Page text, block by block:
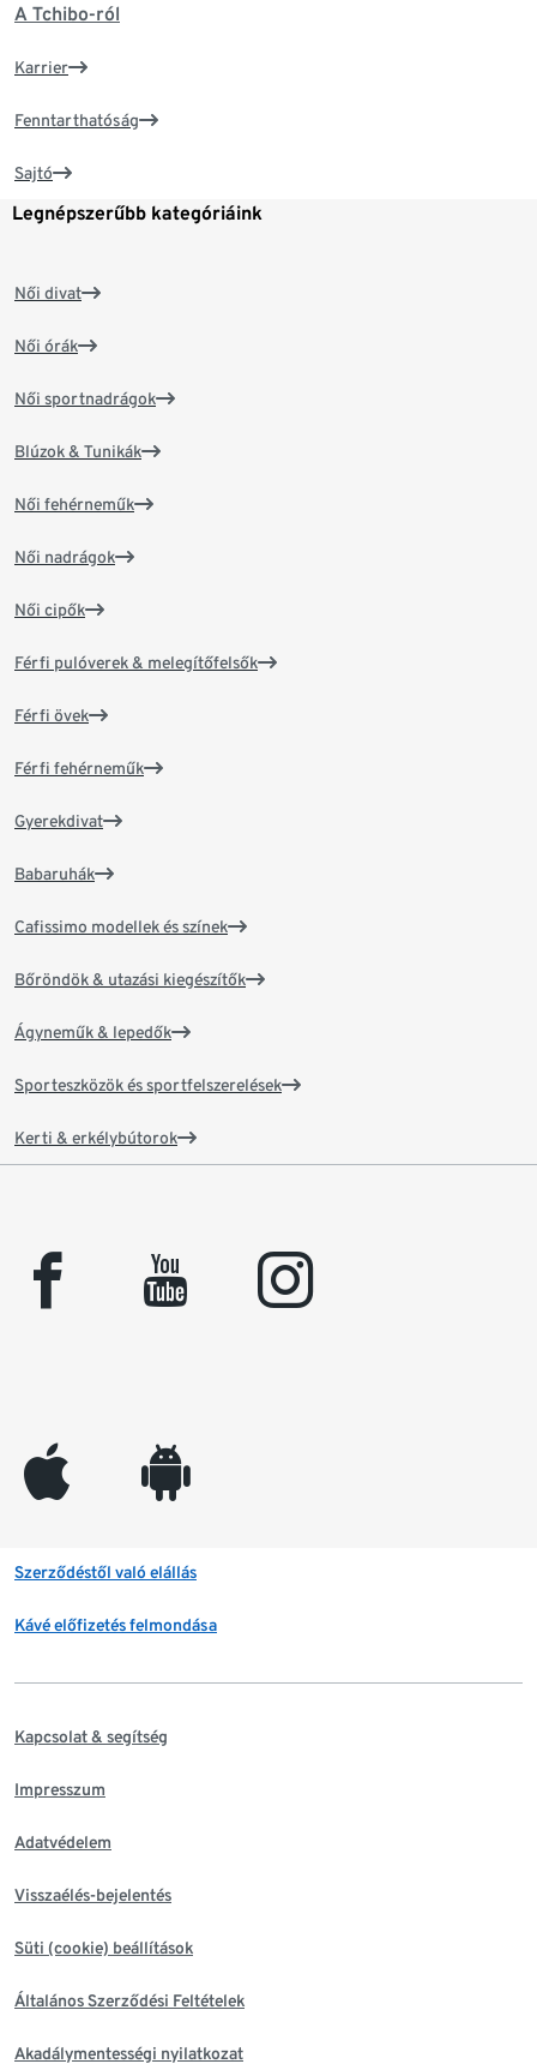
A Tchibo-ról
Karrier
Fenntarthatóság
Sajtó
Legnépszerűbb kategóriáink
Női divat
Női órák
Női sportnadrágok
Blúzok & Tunikák
Női fehérneműk
Női nadrágok
Női cipők
Férfi pulóverek & melegítőfelsők
Férfi övek
Férfi fehérneműk
Gyerekdivat
Babaruhák
Cafissimo modellek és színek
Bőröndök & utazási kiegészítők
Ágyneműk & lepedők
Sporteszközök és sportfelszerelések
Kerti & erkélybútorok
facebook youtube instagram
appleinc android
Szerződéstől való elállás
Kávé előfizetés felmondása
Kapcsolat & segítség
Impresszum
Adatvédelem
Visszaélés-bejelentés
Süti (cookie) beállítások
Általános Szerződési Feltételek
Akadálymentességi nyilatkozat